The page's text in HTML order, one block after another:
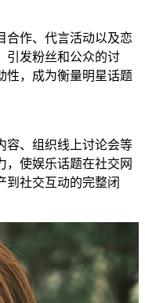
合作、代言活动以及恋
引发粉丝和公众的讨
性，成为衡量明星话题
容、组织线上讨论会等
，使娱乐话题在社交网
到社交互动的完整闭